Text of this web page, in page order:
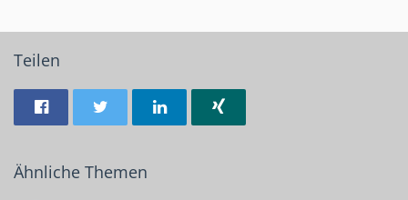
Teilen
Ähnliche Themen